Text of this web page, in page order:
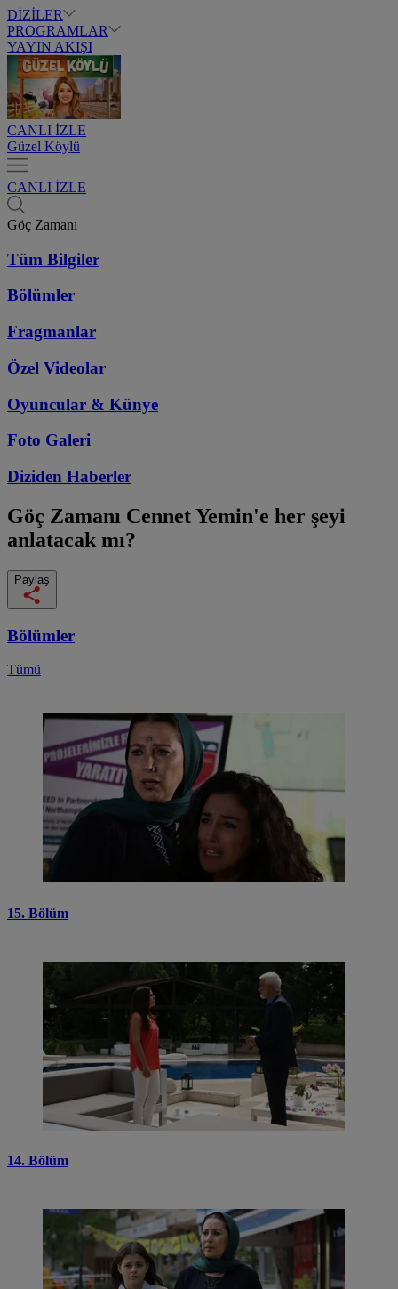
DİZİLER
PROGRAMLAR
YAYIN AKIŞI
CANLI İZLE
Güzel Köylü
CANLI İZLE
Göç Zamanı
Tüm Bilgiler
Bölümler
Fragmanlar
Özel Videolar
Oyuncular & Künye
Foto Galeri
Diziden Haberler
Göç Zamanı Cennet Yemin'e her şeyi
anlatacak mı?
Paylaş
Bölümler
Tümü
15. Bölüm
14. Bölüm